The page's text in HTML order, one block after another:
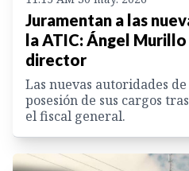
Juramentan a las
la ATIC: Ángel
director
Las nuevas autoridades
posesión de sus cargos
el fiscal general.